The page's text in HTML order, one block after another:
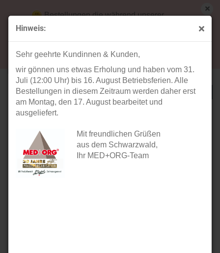
Hinweis:
Sehr geehrte Kundinnen & Kunden,
wir gönnen uns etwas Erholung und haben vom 31.
Juli (12:00 Uhr) bis 16. August Betriebsferien. Alle
Bestellungen in diesem Zeitraum werden daher erst
am Montag, den 17. August bearbeitet und
ausgeliefert.
Mit freundlichen Grüßen
aus dem Schwarzwald,
Ihr MED+ORG-Team
Bestellungen die während unserer
Betriebsferien (31. Juli ab 12:00 Uhr bis 16.
Artikel in dieser Kategorie
Latexhandschuhe Größe XL